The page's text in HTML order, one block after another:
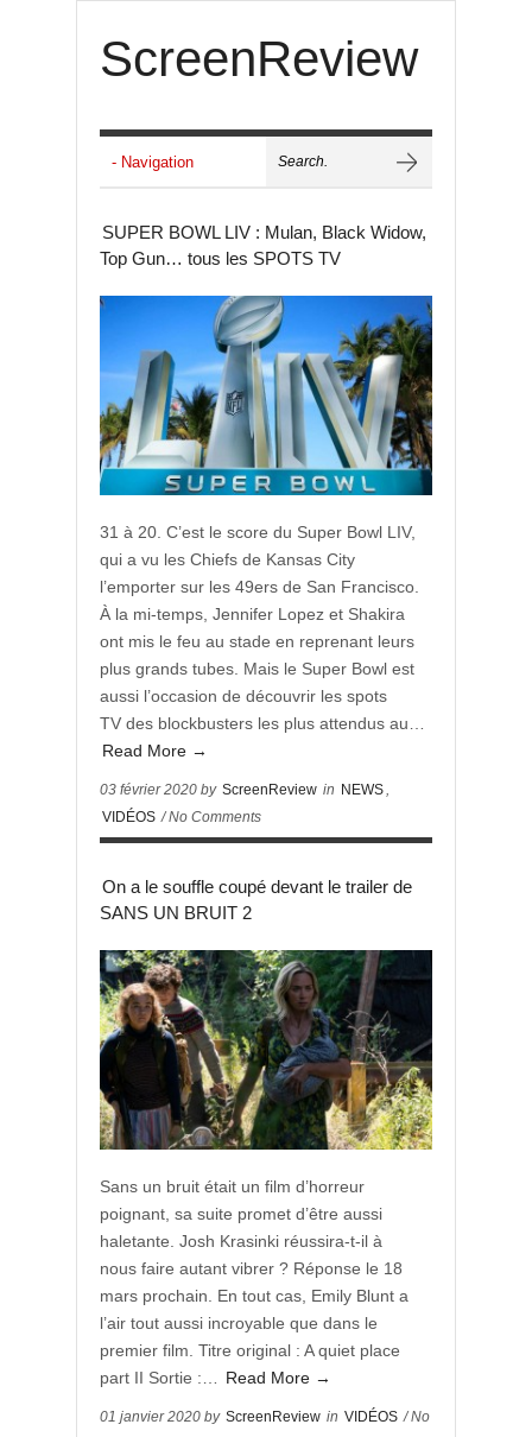
ScreenReview
SUPER BOWL LIV : Mulan, Black Widow,
Top Gun… tous les SPOTS TV
31 à 20. C’est le score du Super Bowl LIV,
qui a vu les Chiefs de Kansas City
l’emporter sur les 49ers de San Francisco.
À la mi-temps, Jennifer Lopez et Shakira
ont mis le feu au stade en reprenant leurs
plus grands tubes. Mais le Super Bowl est
aussi l’occasion de découvrir les spots
TV des blockbusters les plus attendus au…
Read More →
03 février 2020 by ScreenReview in NEWS,
VIDÉOS / No Comments
On a le souffle coupé devant le trailer de
SANS UN BRUIT 2
Sans un bruit était un film d’horreur
poignant, sa suite promet d’être aussi
haletante. Josh Krasinki réussira-t-il à
nous faire autant vibrer ? Réponse le 18
mars prochain. En tout cas, Emily Blunt a
l’air tout aussi incroyable que dans le
premier film. Titre original : A quiet place
part II Sortie :…
Read More →
01 janvier 2020 by ScreenReview in VIDÉOS / No